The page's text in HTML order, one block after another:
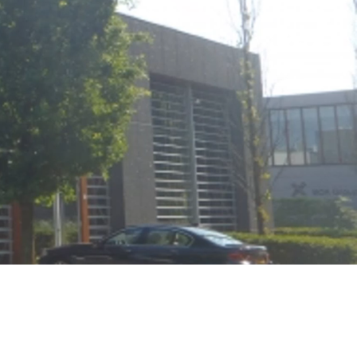
nos
de
les
MExT —